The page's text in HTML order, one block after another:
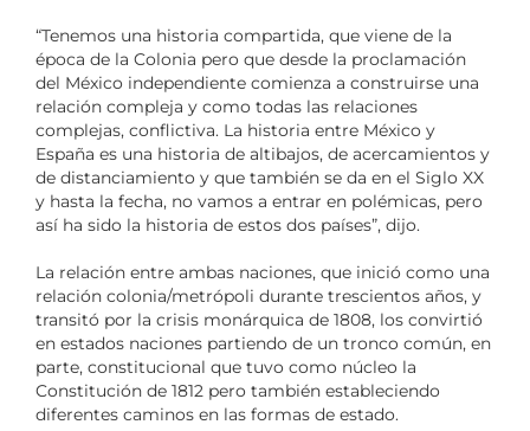
“Tenemos una historia compartida, que viene de la
época de la Colonia pero que desde la proclamación
del México independiente comienza a construirse una
relación compleja y como todas las relaciones
complejas, conflictiva. La historia entre México y
España es una historia de altibajos, de acercamientos y
de distanciamiento y que también se da en el Siglo XX
y hasta la fecha, no vamos a entrar en polémicas, pero
así ha sido la historia de estos dos países”, dijo.
La relación entre ambas naciones, que inició como una
relación colonia/metrópoli durante trescientos años, y
transitó por la crisis monárquica de 1808, los convirtió
en estados naciones partiendo de un tronco común, en
parte, constitucional que tuvo como núcleo la
Constitución de 1812 pero también estableciendo
diferentes caminos en las formas de estado.